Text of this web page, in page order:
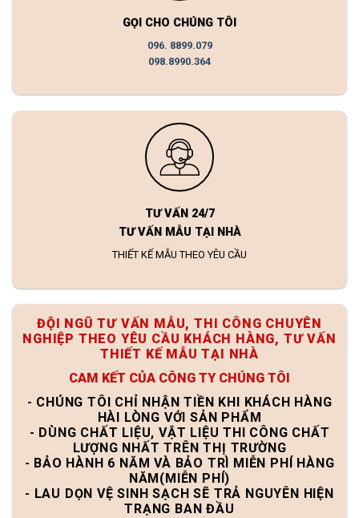
GỌI CHO CHÚNG TÔI
096. 8899.079
098.8990.364
TƯ VẤN 24/7
TƯ VẤN MẪU TẠI NHÀ
THIẾT KẾ MẪU THEO YÊU CẦU
ĐỘI NGŨ TƯ VẤN MẪU, THI CÔNG CHUYÊN
NGHIỆP THEO YÊU CẦU KHÁCH HÀNG, TƯ VẤN
THIẾT KẾ MẪU TẠI NHÀ
CAM KẾT CỦA CÔNG TY CHÚNG TÔI
- CHÚNG TÔI CHỈ NHẬN TIỀN KHI KHÁCH HÀNG
HÀI LÒNG VỚI SẢN PHẨM
- DÙNG CHẤT LIỆU, VẬT LIỆU THI CÔNG CHẤT
LƯỢNG NHẤT TRÊN THỊ TRƯỜNG
- BẢO HÀNH 6 NĂM VÀ BẢO TRÌ MIỄN PHÍ HÀNG
NĂM(MIỄN PHÍ)
- LAU DỌN VỆ SINH SẠCH SẼ TRẢ NGUYÊN HIỆN
TRẠNG BAN ĐẦU